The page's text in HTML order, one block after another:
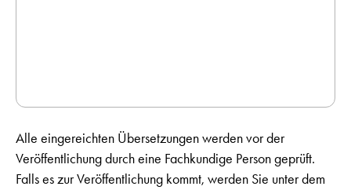
Alle eingereichten Übersetzungen werden vor der
Veröffentlichung durch eine Fachkundige Person geprüft.
Falls es zur Veröffentlichung kommt, werden Sie unter dem